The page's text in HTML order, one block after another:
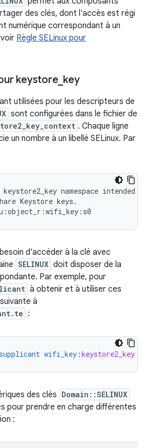
des clés, dont l'accès est régi
numérique correspondant à un
Règle SELinux pour
keystore key
utilisées pour les descripteurs de
sont configurées dans le fichier de
. Chaque ligne
un nombre à un libellé SELinux. Par
Keystore keys.
d'accéder à la clé avec
SELINUX doit disposer de la
Par exemple, pour
à obtenir et à utiliser ces
à
:
wifi_key :keystore2_key
des clés Domain::SELINUX
pour prendre en charge différentes
: